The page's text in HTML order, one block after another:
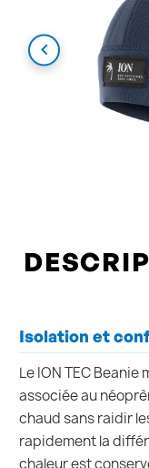
Isolation et
Le ION TEC
associée au
chaud sans raidir
rapidement la
chaleur est